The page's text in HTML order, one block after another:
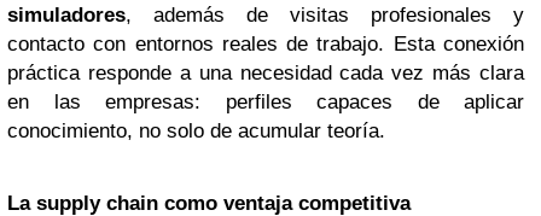
simuladores, además de visitas profesionales y
contacto con entornos reales de trabajo. Esta conexión
práctica responde a una necesidad cada vez más clara
en las empresas: perfiles capaces de aplicar
conocimiento, no solo de acumular teoría.
La supply chain como ventaja competitiva